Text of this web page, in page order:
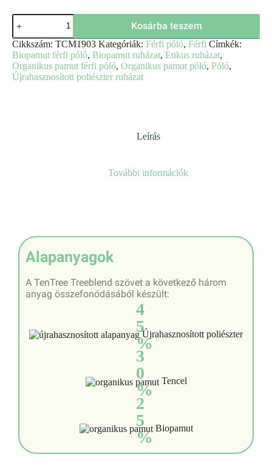
Kosárba teszem
Cikkszám: TCM1903 Kategóriák: Férfi póló, Férfi Címkék:
Biopamut férfi póló, Biopamut ruházat, Etikus ruházat,
Organikus pamut férfi póló, Organikus pamut póló, Póló,
Újrahasznosított poliészter ruházat
Leírás
További információk
Alapanyagok
A TenTree Treeblend szövet a következő három
anyag összefonódásából készült:
4
5
%
Újrahasznosított poliészter
3
0
% Tencel
2
5
%Biopamut